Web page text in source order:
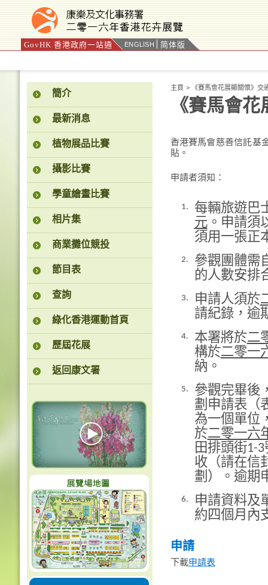
GovHK 香港政府一站通 ENGLISH 简体版
按“Tab”進入菜單
簡介
最新消息
植物展品比賽
攝影比賽
學童繪畫比賽
相片集
商業攤位競投
節目表
查詢
綠化香港運動首頁
歷屆花展
返回康文署
主頁 > 《賽馬會花展顯關懷》交
《賽馬會
香港賽馬會慈善信託基
貼。
申請者須知：
1.
每輛旅遊巴
元。申請須
須用一張正
2.
參觀團體需
的人數安排
3. 申請人須於
請紀錄，逾
4. 本署將於二
構於二零一
納。
5.
參觀完畢後
劃申請表（
為一個單位
於二零一六
田排頭街1-
收（請在信
劃）。逾期
6.
申請資料及
約四個月內
申請
下載申請表